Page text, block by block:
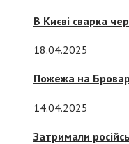
В Києві сварка
18.04.2025
Пожежа на
14.04.2025
Затримали